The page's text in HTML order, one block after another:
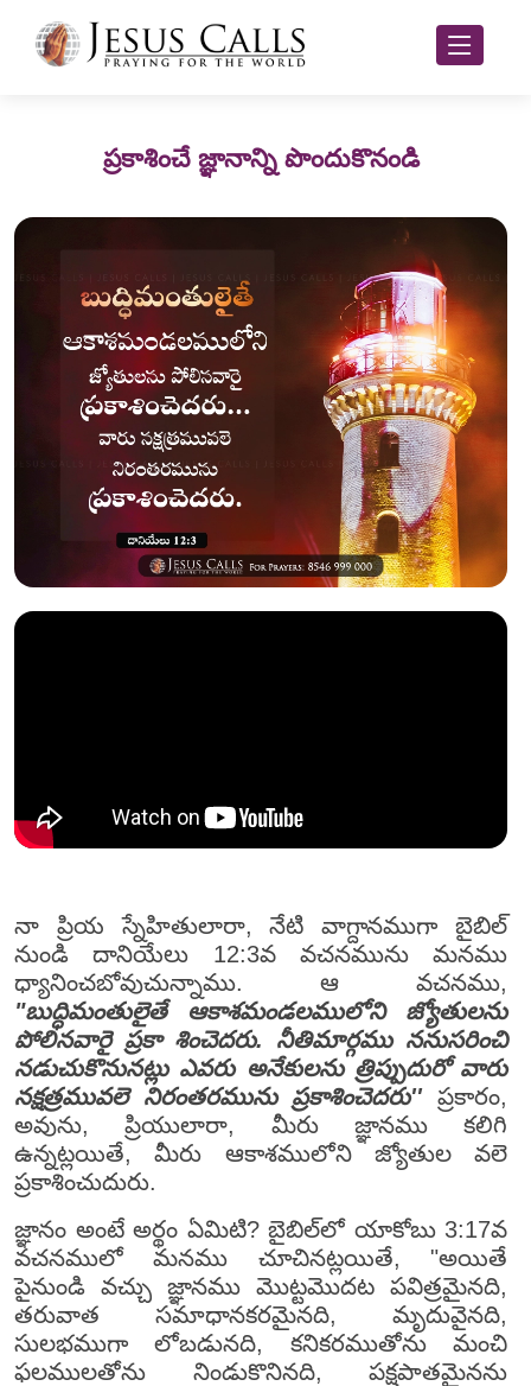
ప్రకాశించే జ్ఞానాన్ని పొందుకొనండి
నా ప్రియ స్నేహితులారా, నేటి వాగ్దానముగా బైబిల్
నుండి దానియేలు 12:3వ వచనమును మనము
ధ్యానించబోవుచున్నాము. ఆ వచనము,
"బుద్ధిమంతులైతే ఆకాశమండలములోని జ్యోతులను
పోలినవారై ప్రకా శించెదరు. నీతిమార్గము ననుసరించి
నడుచుకొనునట్లు ఎవరు అనేకులను త్రిప్పుదురో వారు
నక్షత్రమువలె నిరంతరమును ప్రకాశించెదరు''ప్రకారం,
అవును, ప్రియులారా, మీరు జ్ఞానము కలిగి
ఉన్నట్లయితే, మీరు ఆకాశములోని జ్యోతుల వలె
ప్రకాశించుదురు.
జ్ఞానం అంటే అర్థం ఏమిటి? బైబిల్‌లో యాకోబు 3:17వ
వచనములో మనము చూచినట్లయితే, "అయితే
పైనుండి వచ్చు జ్ఞానము మొట్టమొదట పవిత్రమైనది,
తరువాత సమాధానకరమైనది, మృదువైనది,
సులభముగా లోబడునది, కనికరముతోను మంచి
ఫలములతోను నిండుకొనినది, పక్షపాతమైనను